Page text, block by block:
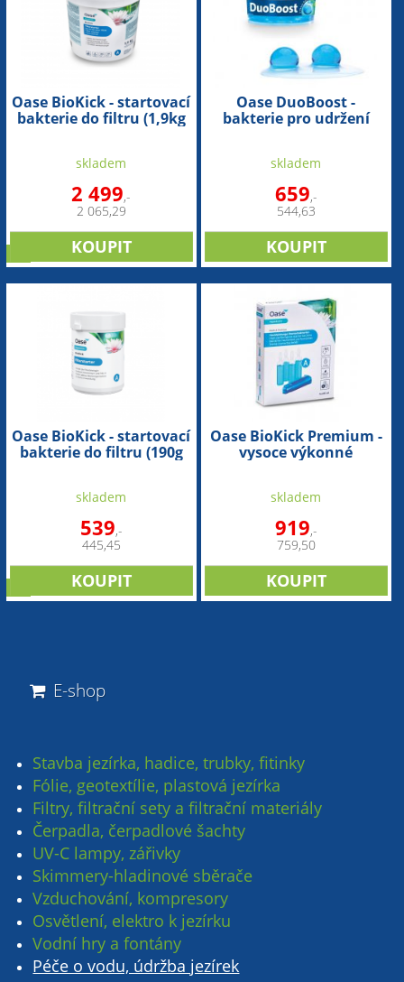
Oase BioKick - startovací
bakterie do filtru (1,9kg
skladem
2 499,-
2 065,29
Oase DuoBoost -
bakterie pro udržení
skladem
659,-
544,63
Oase BioKick - startovací
bakterie do filtru (190g
skladem
539,-
445,45
Oase BioKick Premium -
vysoce výkonné
skladem
919,-
759,50
E-shop
Stavba jezírka, hadice, trubky, fitinky
Fólie, geotextílie, plastová jezírka
Filtry, filtrační sety a filtrační materiály
Čerpadla, čerpadlové šachty
UV-C lampy, zářivky
Skimmery-hladinové sběrače
Vzduchování, kompresory
Osvětlení, elektro k jezírku
Vodní hry a fontány
Péče o vodu, údržba jezírek